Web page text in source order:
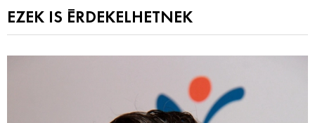
EZEK IS ÉRDEKELHETNEK